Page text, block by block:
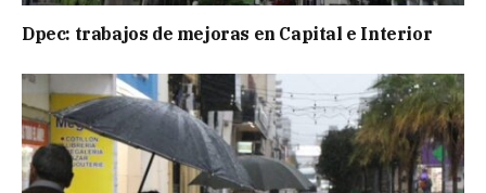
Dpec: trabajos de mejoras en Capital e Interior